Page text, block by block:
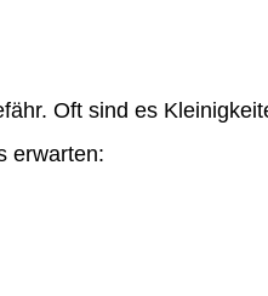
Oft sind es
erwarten: